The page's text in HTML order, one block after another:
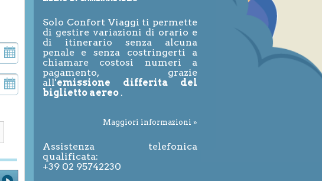
Solo Confort Viaggi ti permette
di gestire variazioni di orario e
di itinerario senza alcuna
penale e senza costringerti a
chiamare costosi numeri a
pagamento, grazie
all'emissione differita del
biglietto aereo .
Maggiori informazioni »
Assistenza telefonica
qualificata:
+39 02 95742230